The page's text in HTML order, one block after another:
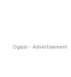
Oglasi - Advertisement